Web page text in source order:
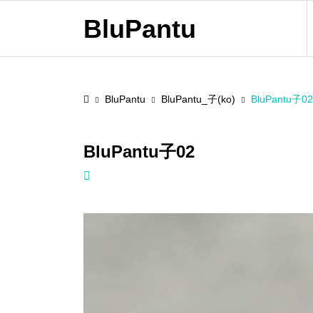
BluPantu
BluPantu BluPantu_子(ko) BluPantu子02
BluPantu子02